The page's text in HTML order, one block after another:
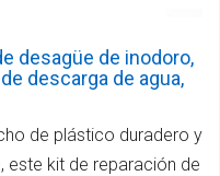
desagüe de inodoro,
descarga de agua,
de plástico duradero y
este kit de reparación de